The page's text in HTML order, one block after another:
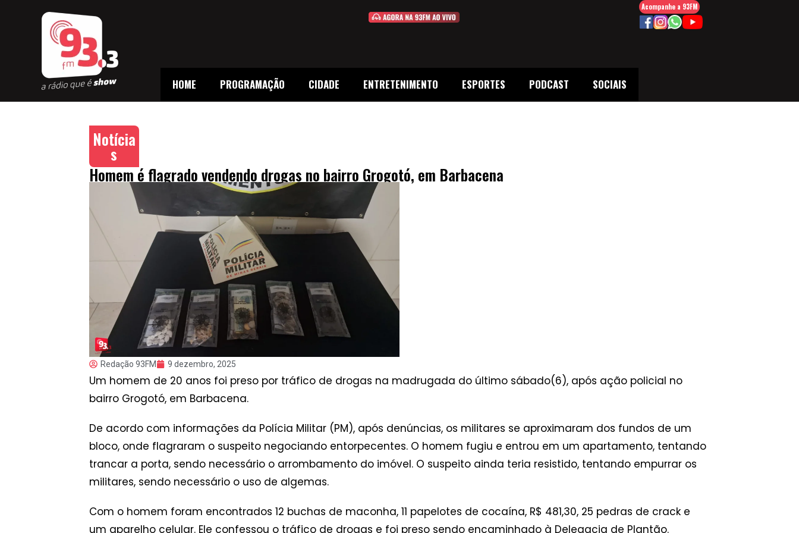
HOME PROGRAMAÇÃO CIDADE ENTRETENIMENTO ESPORTES PODCAST SOCIAIS
Acompanhe a 93FM
Notícia
s
Homem é flagrado vendendo drogas no bairro Grogotó, em Barbacena
Redação 93FM 9 dezembro, 2025
Um homem de 20 anos foi preso por tráfico de drogas na madrugada do último sábado(6), após ação policial no
bairro Grogotó, em Barbacena.
De acordo com informações da Polícia Militar (PM), após denúncias, os militares se aproximaram dos fundos de um
bloco, onde flagraram o suspeito negociando entorpecentes. O homem fugiu e entrou em um apartamento, tentando
trancar a porta, sendo necessário o arrombamento do imóvel. O suspeito ainda teria resistido, tentando empurrar os
militares, sendo necessário o uso de algemas.
Com o homem foram encontrados 12 buchas de maconha, 11 papelotes de cocaína, R$ 481,30, 25 pedras de crack e
um aparelho celular. Ele confessou o tráfico de drogas e foi preso sendo encaminhado à Delegacia de Plantão.